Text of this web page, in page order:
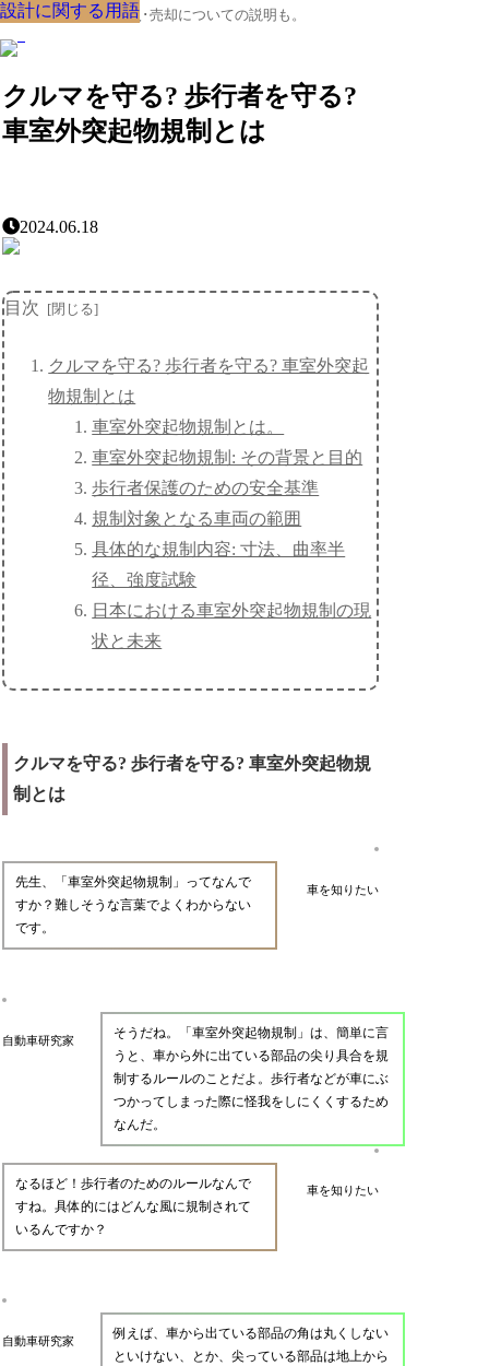
クルマの大辞典、購入･売却についての説明も。
クルマを守る? 歩行者を守る?
車室外突起物規制とは
設計に関する用語
2024.06.18
目次
クルマを守る? 歩行者を守る? 車室外突起
物規制とは
車室外突起物規制とは。
車室外突起物規制: その背景と目的
歩行者保護のための安全基準
規制対象となる車両の範囲
具体的な規制内容: 寸法、曲率半
径、強度試験
日本における車室外突起物規制の現
状と未来
クルマを守る? 歩行者を守る? 車室外突起物規
制とは
車を知りたい
先生、「車室外突起物規制」ってなんで
すか？難しそうな言葉でよくわからない
です。
自動車研究家
そうだね。「車室外突起物規制」は、簡単に言
うと、車から外に出ている部品の尖り具合を規
制するルールのことだよ。歩行者などが車にぶ
つかってしまった際に怪我をしにくくするため
なんだ。
車を知りたい
なるほど！歩行者のためのルールなんで
すね。具体的にはどんな風に規制されて
いるんですか？
自動車研究家
例えば、車から出ている部品の角は丸くしない
といけない、とか、尖っている部品は地上から
設計に関する用語
設計に関する用語
設計に関する用語
設計に関する用語
設計に関する用語
設計に関する用語
設計に関する用語
設計に関する用語